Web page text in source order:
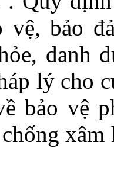
vệ, bảo
danh
lý cho
bảo vệ